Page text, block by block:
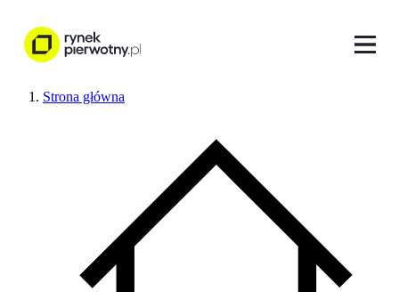
Strona główna